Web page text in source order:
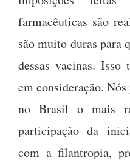
farmacêuticas são
são muito duras para
dessas vacinas.
em consideração.
no Brasil o mais
participação da
com a filantropia,